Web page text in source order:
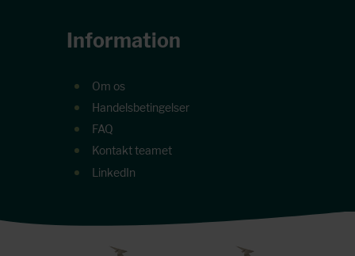
Information
Om os
Handelsbetingelser
FAQ
Kontakt teamet
LinkedIn